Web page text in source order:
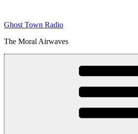
springen
Ghost Town Radio
The Moral Airwaves